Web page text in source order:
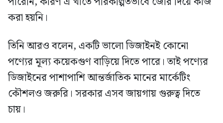
করা হয়নি।
তিনি আরও বলেন, একটি ভালো ডিজাইনই কোনো
পণ্যের মূল্য কয়েকগুণ বাড়িয়ে দিতে পারে। তাই পণ্যের
ডিজাইনের পাশাপাশি আন্তর্জাতিক মানের মার্কেটিং
কৌশলও জরুরি। সরকার এসব জায়গায় গুরুত্ব দিতে
চায়।